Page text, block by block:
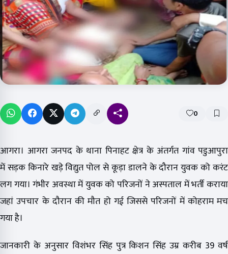
0
आगरा। आगरा जनपद के थाना पिनाहट क्षेत्र के अंतर्गत गांव पडुआपुरा
में सड़क किनारे खड़े विद्युत पोल से कूड़ा डालने के दौरान युवक को करंट
लग गया। गंभीर अवस्था में युवक को परिजनों ने अस्पताल में भर्ती कराया
जहां उपचार के दौरान की मौत हो गई जिससे परिजनों में कोहराम मच
गया है।
जानकारी के अनुसार विशंभर सिंह पुत्र किशन सिंह उम्र करीब 39 वर्ष